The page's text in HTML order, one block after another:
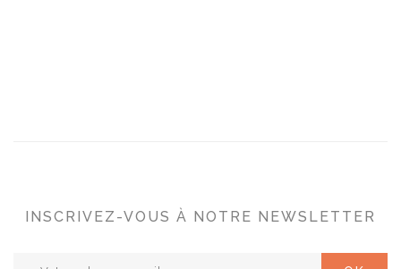
INSCRIVEZ-VOUS À NOTRE NEWSLETTER